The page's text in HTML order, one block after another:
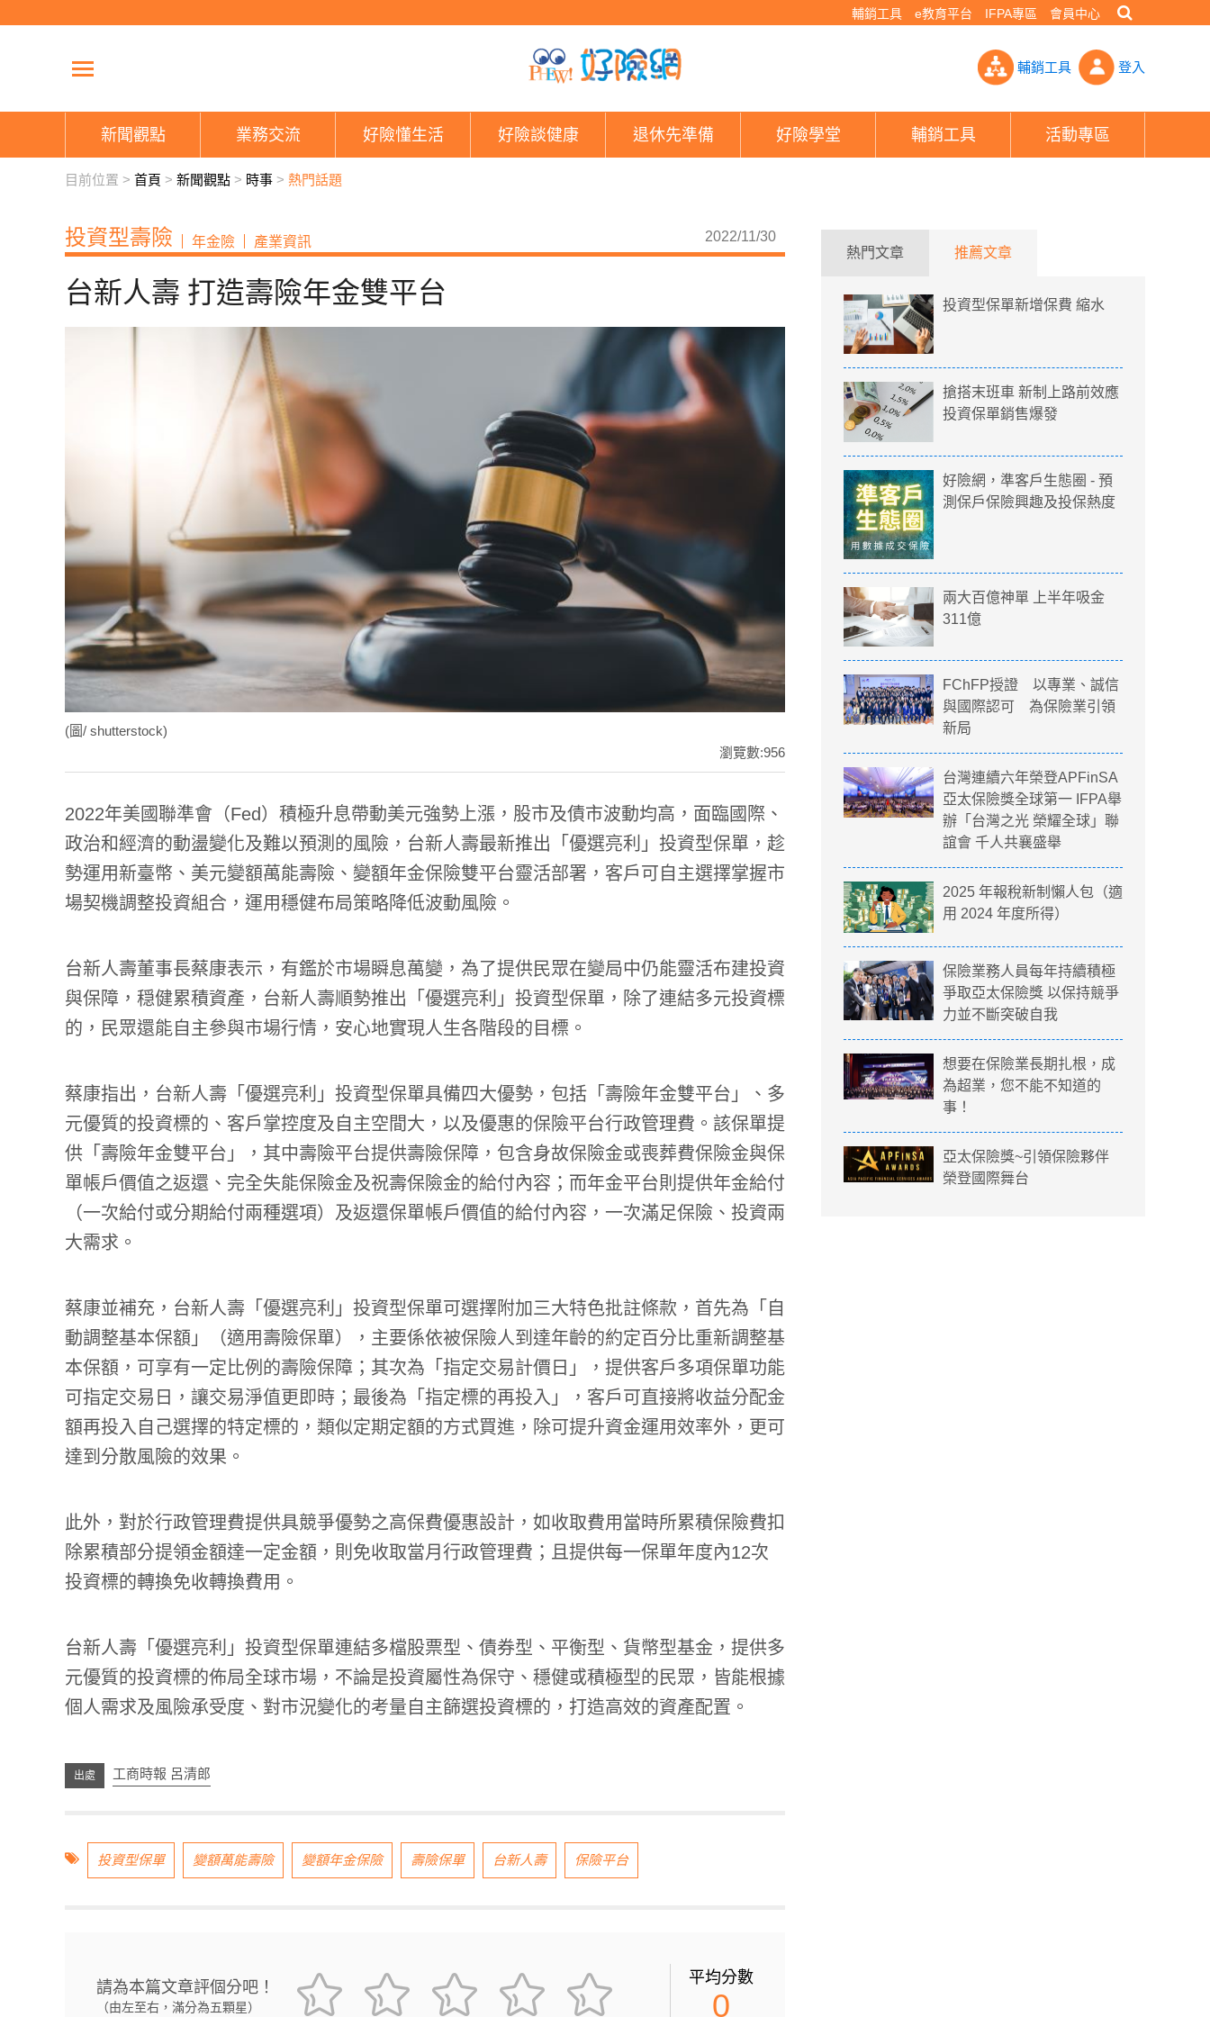
輔銷工具 e教育平台 IFPA專區 會員中心
輔銷工具 登入
新聞觀點 業務交流 好險懂生活 好險談健康 退休先準備 好險學堂 輔銷工具 活動專區
目前位置 > 首頁 > 新聞觀點 > 時事 > 熱門話題
投資型壽險 年金險 產業資訊 2022/11/30
台新人壽 打造壽險年金雙平台
(圖/ shutterstock)
瀏覽數:956
2022年美國聯準會（Fed）積極升息帶動美元強勢上漲，股市及債市波動均高，面臨國際、
政治和經濟的動盪變化及難以預測的風險，台新人壽最新推出「優選亮利」投資型保單，趁
勢運用新臺幣、美元變額萬能壽險、變額年金保險雙平台靈活部署，客戶可自主選擇掌握市
場契機調整投資組合，運用穩健布局策略降低波動風險。
台新人壽董事長蔡康表示，有鑑於市場瞬息萬變，為了提供民眾在變局中仍能靈活布建投資
與保障，穏健累積資產，台新人壽順勢推出「優選亮利」投資型保單，除了連結多元投資標
的，民眾還能自主參與市場行情，安心地實現人生各階段的目標。
蔡康指出，台新人壽「優選亮利」投資型保單具備四大優勢，包括「壽險年金雙平台」、多
元優質的投資標的、客戶掌控度及自主空間大，以及優惠的保險平台行政管理費。該保單提
供「壽險年金雙平台」，其中壽險平台提供壽險保障，包含身故保險金或喪葬費保險金與保
單帳戶價值之返還、完全失能保險金及祝壽保險金的給付內容；而年金平台則提供年金給付
（一次給付或分期給付兩種選項）及返還保單帳戶價值的給付內容，一次滿足保險、投資兩
大需求。
蔡康並補充，台新人壽「優選亮利」投資型保單可選擇附加三大特色批註條款，首先為「自
動調整基本保額」（適用壽險保單），主要係依被保險人到達年齡的約定百分比重新調整基
本保額，可享有一定比例的壽險保障；其次為「指定交易計價日」，提供客戶多項保單功能
可指定交易日，讓交易淨值更即時；最後為「指定標的再投入」，客戶可直接將收益分配金
額再投入自己選擇的特定標的，類似定期定額的方式買進，除可提升資金運用效率外，更可
達到分散風險的效果。
此外，對於行政管理費提供具競爭優勢之高保費優惠設計，如收取費用當時所累積保險費扣
除累積部分提領金額達一定金額，則免收取當月行政管理費；且提供每一保單年度內12次
投資標的轉換免收轉換費用。
台新人壽「優選亮利」投資型保單連結多檔股票型、債券型、平衡型、貨幣型基金，提供多
元優質的投資標的佈局全球市場，不論是投資屬性為保守、穩健或積極型的民眾，皆能根據
個人需求及風險承受度、對市況變化的考量自主篩選投資標的，打造高效的資產配置。
工商時報 呂清郎
投資型保單 變額萬能壽險 變額年金保險 壽險保單 台新人壽 保險平台
請為本篇文章評個分吧！
（由左至右，滿分為五顆星）
平均分數
0
熱門文章 推薦文章
投資型保單新增保費 縮水
搶搭末班車 新制上路前效應
投資保單銷售爆發
好險網，準客戶生態圈 - 預
測保戶保險興趣及投保熱度
兩大百億神單 上半年吸金
311億
FChFP授證 以專業、誠信
與國際認可 為保險業引領
新局
台灣連續六年榮登APFinSA
亞太保險獎全球第一 IFPA舉
辦「台灣之光 榮耀全球」聯
誼會 千人共襄盛舉
2025 年報稅新制懶人包（適
用 2024 年度所得）
保險業務人員每年持續積極
爭取亞太保險獎 以保持競爭
力並不斷突破自我
想要在保險業長期扎根，成
為超業，您不能不知道的
事！
亞太保險獎~引領保險夥伴
榮登國際舞台